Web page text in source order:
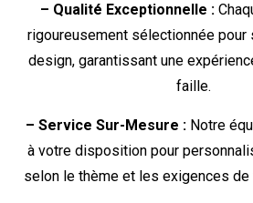
– Qualité Exceptionnelle :
rigoureusement sélectionnée
design, garantissant une
faille.
– Service Sur-Mesure : Notre
à votre disposition pour
selon le thème et les exigences de